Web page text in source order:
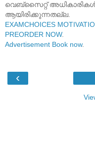
വെബ്സൈറ്റ് അധികാരികൾ
ആയിരിക്കുന്നതല്ല.
EXAMCHOICES
PREORDER NOW.
Advertisement Book now.
‹